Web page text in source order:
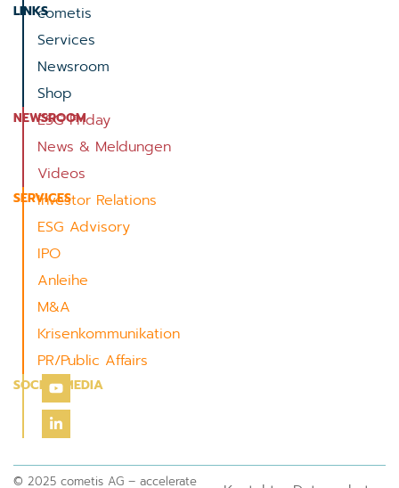
LINKScometis
Services
Newsroom
Shop
NEWSROOM
ESG Friday
News & Meldungen
Videos
SERVICES
Investor Relations
ESG Advisory
IPO
Anleihe
M&A
Krisenkommunikation
PR/Public Affairs
SOCIAL MEDIA
© 2025 cometis AG – accelerate